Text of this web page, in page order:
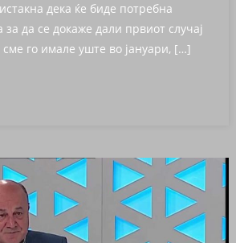
дека ќе биде потребна
за да се докаже дали првиот случај
го имале уште во јануари, […]